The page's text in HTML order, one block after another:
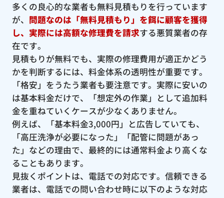
多くの良心的な業者も無料見積もりを行っています
が、 問題なのは「無料見積もり」を餌に顧客を獲得
し、実際には高額な修理費を請求する悪質業者の存
在です。
見積もりが無料でも、実際の修理費用が適正かどう
かを判断するには、料金体系の透明性が重要です。
「格安」をうたう業者も要注意です。実際に安いの
は基本料金だけで、「想定外の作業」として追加料
金を重ねていくケースが少なくありません。
例えば、「基本料金3,000円」と広告していても、
「高圧洗浄が必要になった」「配管に問題があっ
た」などの理由で、最終的には通常料金より高くな
ることもあります。
見抜くポイントは、電話での対応です。信頼できる
業者は、電話での問い合わせ時に以下のような対応